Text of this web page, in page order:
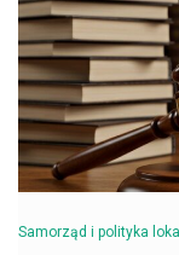
Samorząd i polityka